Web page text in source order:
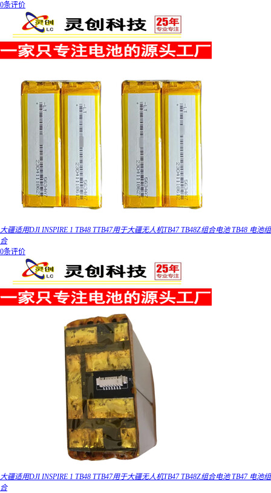
0条评价
大疆适用DJI INSPIRE 1 TB48 TTB47用于大疆无人机TB47 TB48Z组合电池 TB48 电池组
合
0条评价
大疆适用DJI INSPIRE 1 TB48 TTB47用于大疆无人机TB47 TB48Z组合电池 TB47 电池组
合